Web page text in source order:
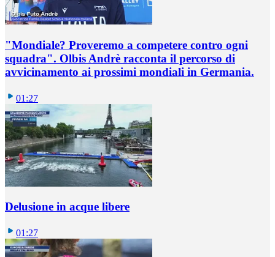
"Mondiale? Proveremo a competere contro ogni
squadra". Olbis Andrè racconta il percorso di
avvicinamento ai prossimi mondiali in Germania.
01:27
Delusione in acque libere
01:27